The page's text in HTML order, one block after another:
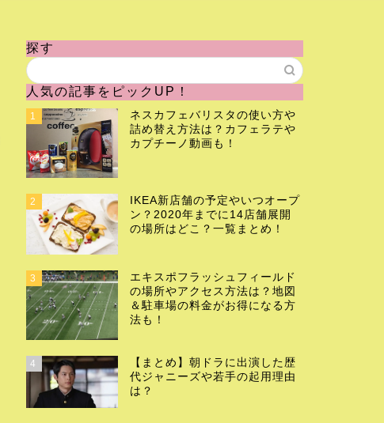
探す
人気の記事をピックUP！
1
ネスカフェバリスタの使い方や
詰め替え方法は？カフェラテや
カプチーノ動画も！
2
IKEA新店舗の予定やいつオープ
ン？2020年までに14店舗展開
の場所はどこ？一覧まとめ！
3
エキスポフラッシュフィールド
の場所やアクセス方法は？地図
＆駐車場の料金がお得になる方
法も！
4
【まとめ】朝ドラに出演した歴
代ジャニーズや若手の起用理由
は？